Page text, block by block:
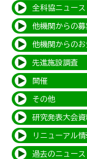
全科協ニュース
他機関からの
他機関からの
先進施設調査
開催
その他
研究発表大会資
リニューアル
過去のニュース